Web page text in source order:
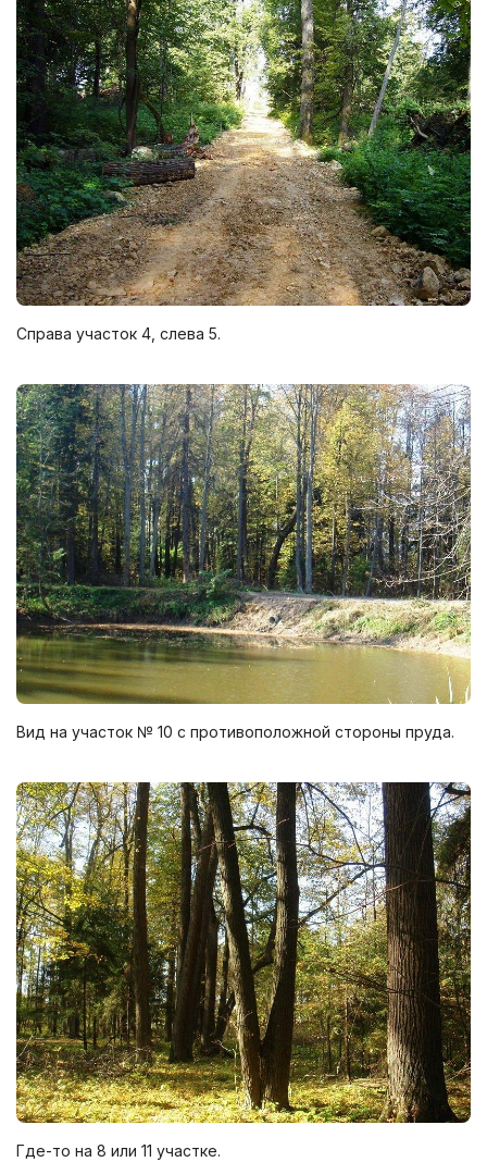
Справа участок 4, слева 5.
Вид на участок № 10 с противоположной стороны пруда.
Где-то на 8 или 11 участке.